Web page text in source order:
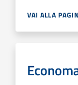
VAI ALLA